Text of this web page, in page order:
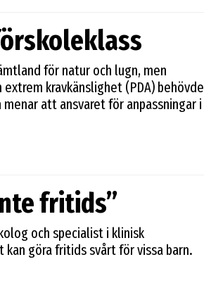
för natur och lugn, men
kravkänslighet (PDA) behövde
att ansvaret för anpassningar i
fritids”
och specialist i klinisk
kan göra fritids svårt för vissa barn.